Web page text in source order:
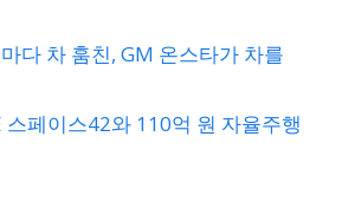
다 차 훔친, GM 온스타가 차를
스페이스42와 110억 원 자율주행